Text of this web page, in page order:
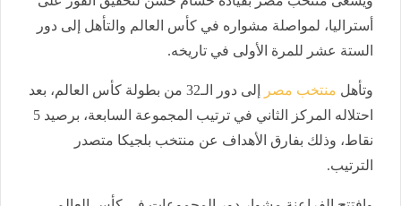
أستراليا، لمواصلة مشواره في كأس العالم والتأهل إلى دور
الستة عشر للمرة الأولى في تاريخه.
وتأهل منتخب مصر
إلى دور الـ32 من بطولة كأس العالم، بعد
احتلاله المركز الثاني في ترتيب المجموعة السابعة، برصيد 5
نقاط، وذلك بفارق الأهداف عن منتخب بلجيكا متصدر
الترتيب.